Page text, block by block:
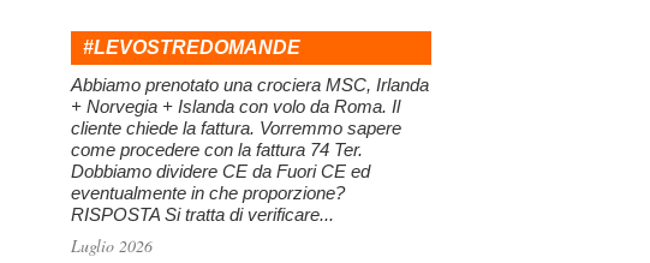
#LEVOSTREDOMANDE
Abbiamo prenotato una crociera MSC, Irlanda
+ Norvegia + Islanda con volo da Roma. Il
cliente chiede la fattura. Vorremmo sapere
come procedere con la fattura 74 Ter.
Dobbiamo dividere CE da Fuori CE ed
eventualmente in che proporzione?
RISPOSTA Si tratta di verificare...
Luglio 2026